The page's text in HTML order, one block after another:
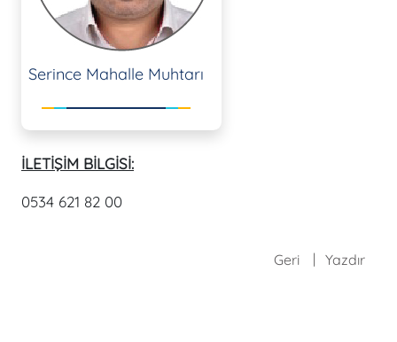
Serince Mahalle Muhtarı
İLETİŞİM BİLGİSİ:
0534 621 82 00
Geri Yazdır